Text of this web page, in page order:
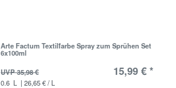
Arte Factum Textilfarbe Spray zum Sprühen Set
6x100ml
UVP 35,98 €
15,99 € *
0.6 L | 26,65 € / L